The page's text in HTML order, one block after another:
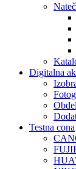
Digitalna
Testna cona